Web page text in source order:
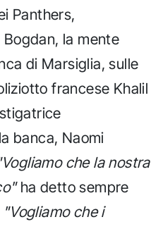
Panthers,
la mente
di Marsiglia, sulle
francese Khalil
banca, Naomi
che la nostra
ha detto sempre
"Vogliamo che i